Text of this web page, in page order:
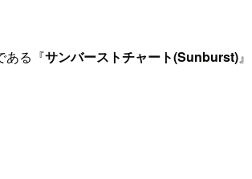
ある『サンバーストチャート(Sunburst)